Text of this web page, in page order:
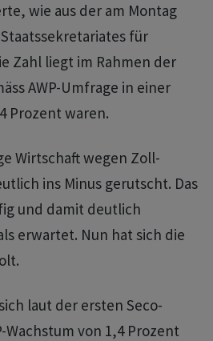
wie aus der am Montag
für
Zahl liegt im Rahmen der
AWP-Umfrage in einer
Prozent waren.
Wirtschaft wegen Zoll-
ins Minus gerutscht. Das
und damit deutlich
erwartet. Nun hat sich die
laut der ersten Seco-
von 1,4 Prozent